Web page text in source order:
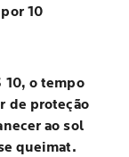
10
10, o tempo
de proteção
ao sol
queimat.